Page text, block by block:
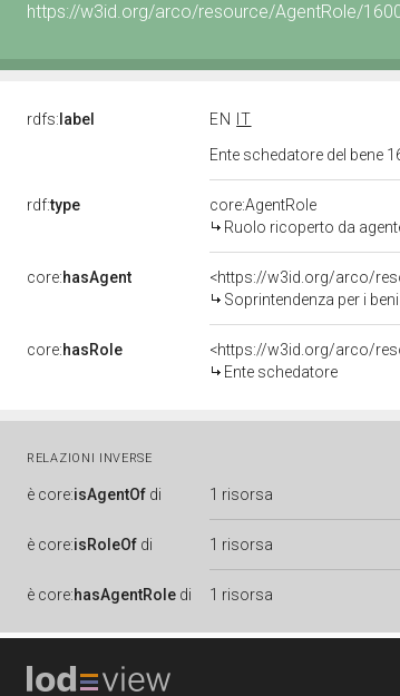
https://w3id.org/arco/resource/AgentRole/
rdfs: label EN
IT
Ente schedatore del bene
rdf:type
core:AgentRole
Ruolo ricoperto da
core:hasAgent
<https://w3id.org/arco/
Soprintendenza per i
core:hasRole
<https://w3id.org/arco/
Ente schedatore
RELAZIONI INVERSE
è core:isAgentOf di 1 risorsa
è core:isRoleOf di 1 risorsa
è core:hasAgentRole di 1 risorsa